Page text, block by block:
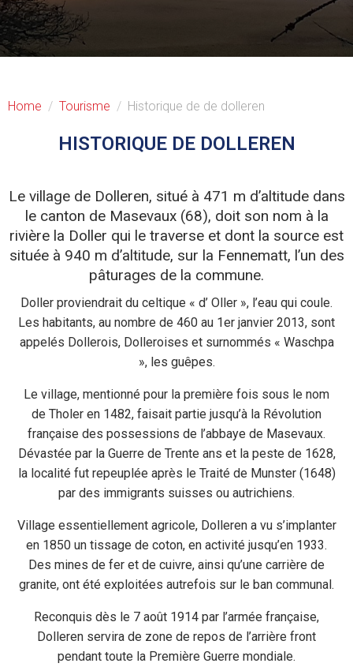
Home Tourisme Historique de de dolleren
HISTORIQUE DE DOLLEREN
Le village de Dolleren, situé à 471 m d’altitude dans
le canton de Masevaux (68), doit son nom à la
rivière la Doller qui le traverse et dont la source est
située à 940 m d’altitude, sur la Fennematt, l’un des
pâturages de la commune.
Doller proviendrait du celtique « d’ Oller », l’eau qui coule.
Les habitants, au nombre de 460 au 1er janvier 2013, sont
appelés Dollerois, Dolleroises et surnommés « Waschpa
», les guêpes.
Le village, mentionné pour la première fois sous le nom
de Tholer en 1482, faisait partie jusqu’à la Révolution
française des possessions de l’abbaye de Masevaux.
Dévastée par la Guerre de Trente ans et la peste de 1628,
la localité fut repeuplée après le Traité de Munster (1648)
par des immigrants suisses ou autrichiens.
Village essentiellement agricole, Dolleren a vu s’implanter
en 1850 un tissage de coton, en activité jusqu’en 1933.
Des mines de fer et de cuivre, ainsi qu’une carrière de
granite, ont été exploitées autrefois sur le ban communal.
Reconquis dès le 7 août 1914 par l’armée française,
Dolleren servira de zone de repos de l’arrière front
pendant toute la Première Guerre mondiale.